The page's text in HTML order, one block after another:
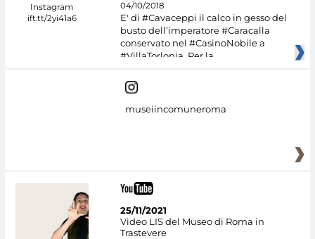
04/10/2018
E' di #Cavaceppi il calco in gesso del
busto dell’imperatore #Caracalla
conservato nel #CasinoNobile a
#VillaTorlonia. Per la
museiincomuneroma
25/11/2021
Video LIS del Museo di Roma in
Trastevere